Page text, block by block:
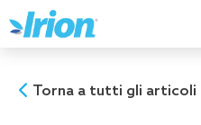
al
contenuto
Torna a tutti gli articoli